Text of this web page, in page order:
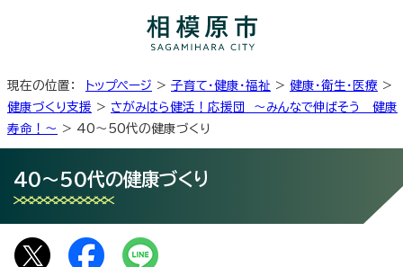
現在の位置： トップページ > 子育て・健康・福祉 > 健康・衛生・医療 >
健康づくり支援 > さがみはら健活！応援団 ～みんなで伸ばそう 健康
寿命！～ > 40～50代の健康づくり
40～50代の健康づくり